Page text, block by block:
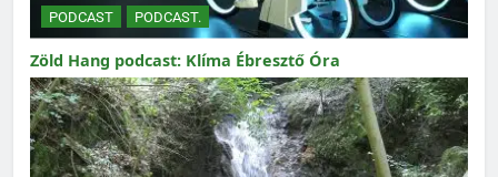
PODCAST PODCAST.
Zöld Hang podcast: Klíma Ébresztő Óra